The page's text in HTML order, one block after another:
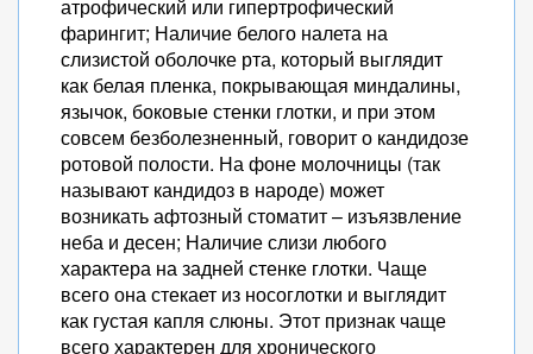
атрофический или гипертрофический
фарингит; Наличие белого налета на
слизистой оболочке рта, который выглядит
как белая пленка, покрывающая миндалины,
язычок, боковые стенки глотки, и при этом
совсем безболезненный, говорит о кандидозе
ротовой полости. На фоне молочницы (так
называют кандидоз в народе) может
возникать афтозный стоматит – изъязвление
неба и десен; Наличие слизи любого
характера на задней стенке глотки. Чаще
всего она стекает из носоглотки и выглядит
как густая капля слюны. Этот признак чаще
всего характерен для хронического